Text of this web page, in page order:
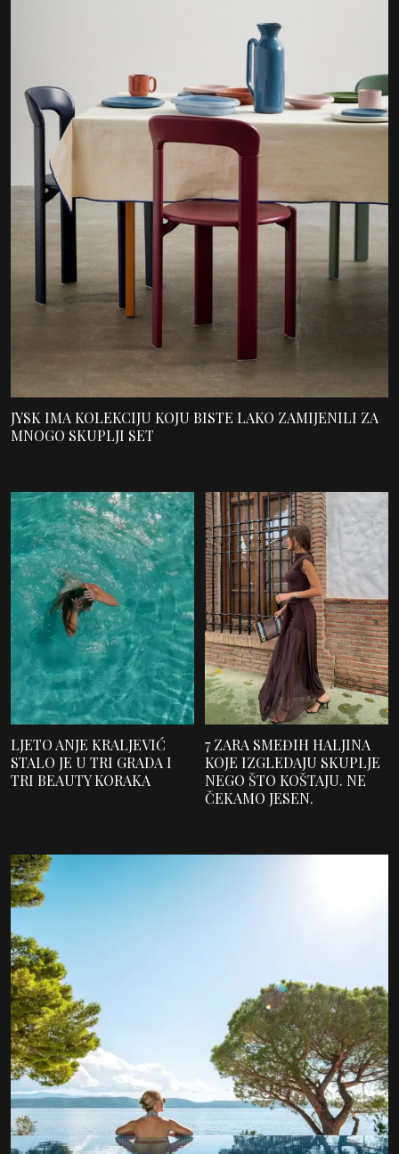
JYSK IMA KOLEKCIJU KOJU BISTE LAKO ZAMIJENILI ZA
MNOGO SKUPLJI SET
LJETO ANJE KRALJEVIĆ
STALO JE U TRI GRADA I
TRI BEAUTY KORAKA
7 ZARA SMEĐIH HALJINA
KOJE IZGLEDAJU SKUPLJE
NEGO ŠTO KOŠTAJU. NE
ČEKAMO JESEN.